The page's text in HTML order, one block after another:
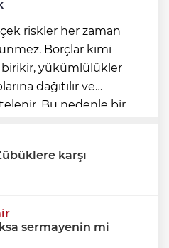
riskler her zaman
Borçlar kimi
birikir, yükümlülükler
dağıtılır ve
Bu nedenle bir
veya resmi borç stok
karşı
sermayenin mi